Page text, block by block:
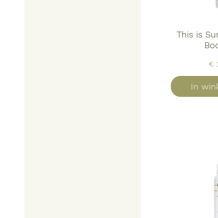
This is
€
In